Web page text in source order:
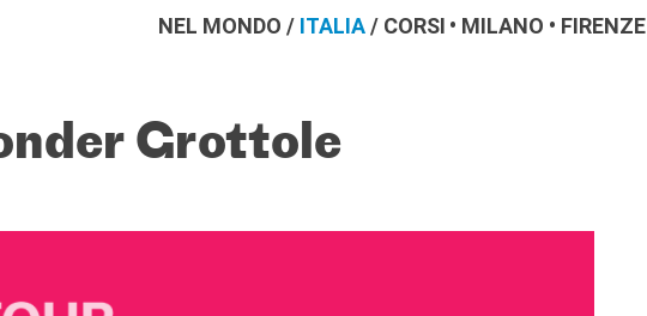
NEL MONDO / ITALIA/ CORSI MILANO FIRENZE
Grottole